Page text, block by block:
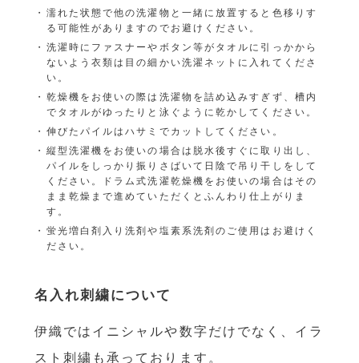
濡れた状態で他の洗濯物と一緒に放置すると色移りす
る可能性がありますのでお避けください。
洗濯時にファスナーやボタン等がタオルに引っかから
ないよう衣類は目の細かい洗濯ネットに入れてくださ
い。
乾燥機をお使いの際は洗濯物を詰め込みすぎず、槽内
でタオルがゆったりと泳ぐように乾かしてください。
伸びたパイルはハサミでカットしてください。
縦型洗濯機をお使いの場合は脱水後すぐに取り出し、
パイルをしっかり振りさばいて日陰で吊り干しをして
ください。ドラム式洗濯乾燥機をお使いの場合はその
まま乾燥まで進めていただくとふんわり仕上がりま
す。
蛍光増白剤入り洗剤や塩素系洗剤のご使用はお避けく
ださい。
名入れ刺繍について
伊織ではイニシャルや数字だけでなく、イラ
スト刺繍も承っております。